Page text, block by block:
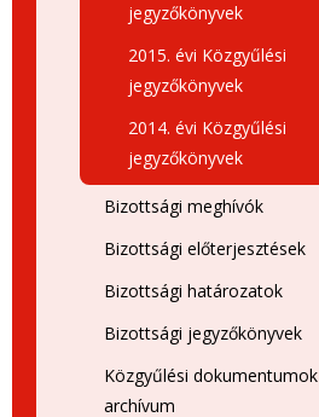
jegyzőkönyvek
2015. évi Közgyűlési
jegyzőkönyvek
2014. évi Közgyűlési
jegyzőkönyvek
Bizottsági meghívók
Bizottsági előterjesztések
Bizottsági határozatok
Bizottsági jegyzőkönyvek
Közgyűlési dokumentumok
archívum